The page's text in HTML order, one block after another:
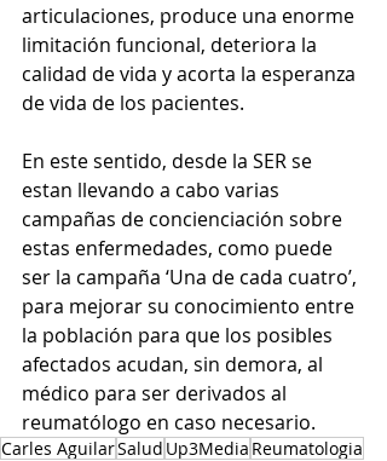
articulaciones, produce una enorme
limitación funcional, deteriora la
calidad de vida y acorta la esperanza
de vida de los pacientes.
En este sentido, desde la SER se
estan llevando a cabo varias
campañas de concienciación sobre
estas enfermedades, como puede
ser la campaña ‘Una de cada cuatro’,
para mejorar su conocimiento entre
la población para que los posibles
afectados acudan, sin demora, al
médico para ser derivados al
reumatólogo en caso necesario.
Carles AguilarSalud Up3Media Reumatologia